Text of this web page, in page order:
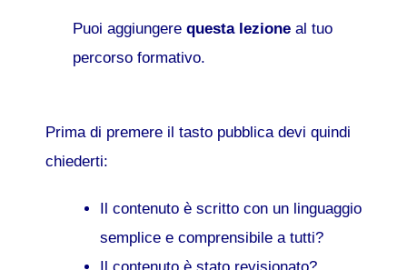
Puoi aggiungere questa lezione al tuo
percorso formativo.
Prima di premere il tasto pubblica devi quindi
chiederti:
Il contenuto è scritto con un linguaggio
semplice e comprensibile a tutti?